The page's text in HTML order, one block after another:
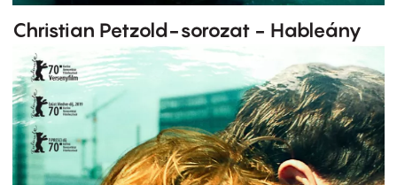
Christian Petzold-sorozat - Hableány